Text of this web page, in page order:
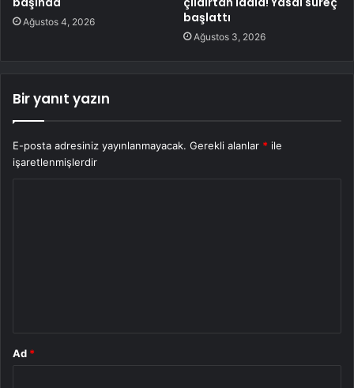
Ağustos 4, 2026
başlattı
Ağustos 3, 2026
Bir yanıt yazın
E-posta adresiniz yayınlanmayacak. Gerekli alanlar * ile
işaretlenmişlerdir
Ad *